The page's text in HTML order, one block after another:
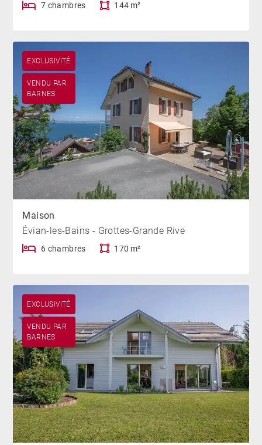
7 chambres 144 m²
EXCLUSIVITÉ
VENDU PAR
BARNES
Maison
Évian-les-Bains - Grottes-Grande Rive
6 chambres 170 m²
EXCLUSIVITÉ
VENDU PAR
BARNES